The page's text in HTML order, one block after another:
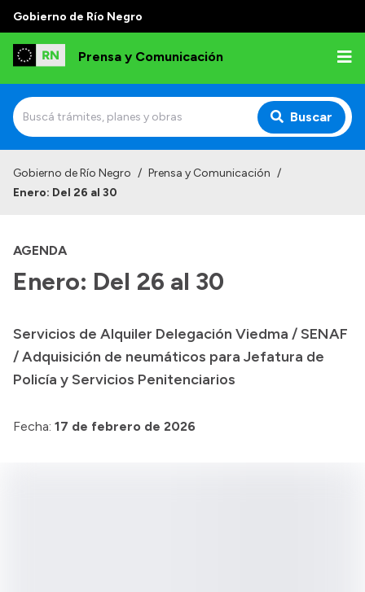
Gobierno de Río Negro
Prensa y Comunicación
Buscar
Archivo de noticias
Transparencia
Boletín Oficial
Gobierno de Río Negro / Prensa y Comunicación /
Enero: Del 26 al 30
AGENDA
Enero: Del 26 al 30
Servicios de Alquiler Delegación Viedma / SENAF
/ Adquisición de neumáticos para Jefatura de
Policía y Servicios Penitenciarios
Fecha: 17 de febrero de 2026